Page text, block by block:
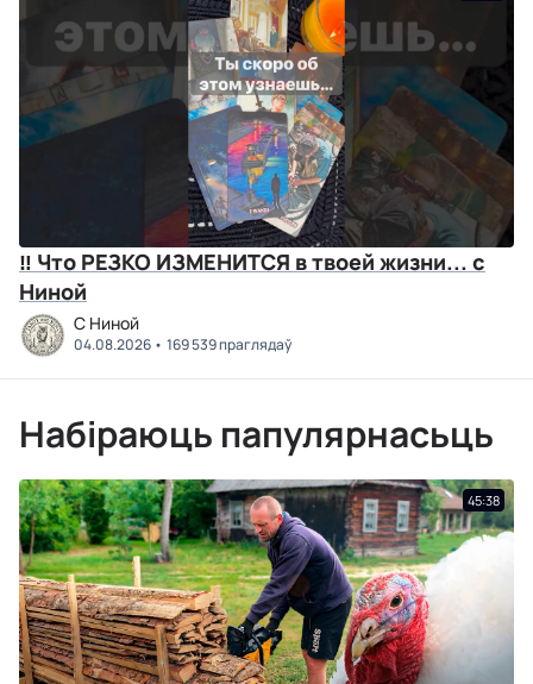
‼ Что РЕЗКО ИЗМЕНИТСЯ в твоей жизни... с
Ниной
C Ниной
04.08.2026 169 539 праглядаў
Набіраюць папулярнасьць
45:38